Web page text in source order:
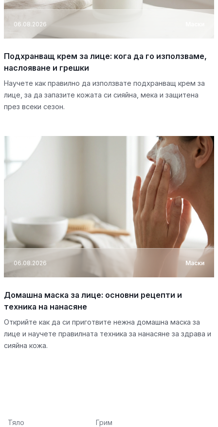
06.08.2026
Подхранващ крем за лице: кога да го използваме,
наслояване и грешки
Научете как правилно да използвате подхранващ крем за
лице, за да запазите кожата си сияйна, мека и защитена
през всеки сезон.
06.08.2026 Маски
Домашна маска за лице: основни рецепти и
техника на нанасяне
Открийте как да си приготвите нежна домашна маска за
лице и научете правилната техника за нанасяне за здрава и
сияйна кожа.
Тяло
Грим